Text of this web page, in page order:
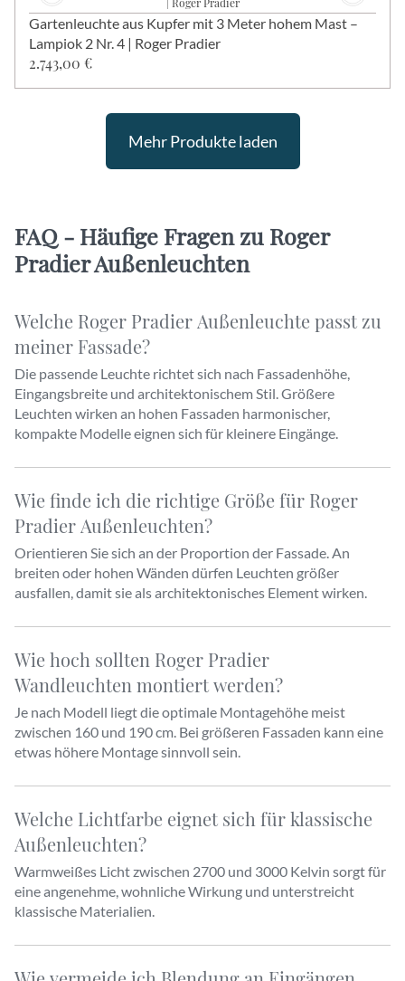
Gartenleuchte aus Kupfer mit 3 Meter hohem Mast –
Lampiok 2 Nr. 4 | Roger Pradier
2.743,00 €
Mehr Produkte laden
FAQ - Häufige Fragen zu Roger
Pradier Außenleuchten
Welche Roger Pradier Außenleuchte passt zu
meiner Fassade?
Die passende Leuchte richtet sich nach Fassadenhöhe,
Eingangsbreite und architektonischem Stil. Größere
Leuchten wirken an hohen Fassaden harmonischer,
kompakte Modelle eignen sich für kleinere Eingänge.
Wie finde ich die richtige Größe für Roger
Pradier Außenleuchten?
Orientieren Sie sich an der Proportion der Fassade. An
breiten oder hohen Wänden dürfen Leuchten größer
ausfallen, damit sie als architektonisches Element wirken.
Wie hoch sollten Roger Pradier
Wandleuchten montiert werden?
Je nach Modell liegt die optimale Montagehöhe meist
zwischen 160 und 190 cm. Bei größeren Fassaden kann eine
etwas höhere Montage sinnvoll sein.
Welche Lichtfarbe eignet sich für klassische
Außenleuchten?
Warmweißes Licht zwischen 2700 und 3000 Kelvin sorgt für
eine angenehme, wohnliche Wirkung und unterstreicht
klassische Materialien.